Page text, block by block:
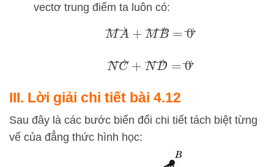
vectơ trung điểm ta luôn có:
MA→ +MB→ =0→
NC→ +ND→ =0→
III. Lời giải chi tiết bài 4.12
Sau đây là các bước biến đổi chi tiết tách biệt từng
vế của đẳng thức hình học: